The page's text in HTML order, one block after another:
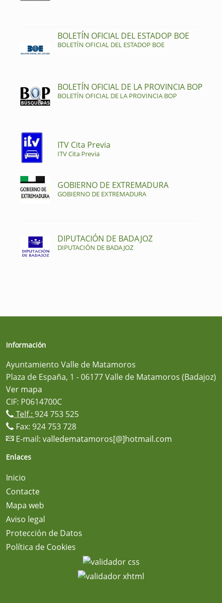
BOLETÍN OFICIAL DEL ESTADOP BOE
BOLETÍN OFICIAL DEL ESTADOP BOE
BOLETÍN OFICIAL DE LA PROVINCIA BOP
BOLETÍN OFICIAL DE LA PROVINCIA BOP
ITV Cita Previa
ITV Cita Previa
GOBIERNO DE EXTREMADURA
GOBIERNO DE EXTREMADURA
DIPUTACIÓN DE BADAJOZ
DIPUTACIÓN DE BADAJOZ
Información
Ayuntamiento Valle de Matamoros
Plaza de España, 1 - 06177 Valle de Matamoros (Badajoz)
Ver mapa
CIF: P0614700C
Telf.: 924 753 525
Fax: 924 753 728
E-mail: valledematamoros[@]hotmail.com
Enlaces
Inicio
Contacte
Mapa web
Aviso legal
Protección de Datos
Política de Cookies